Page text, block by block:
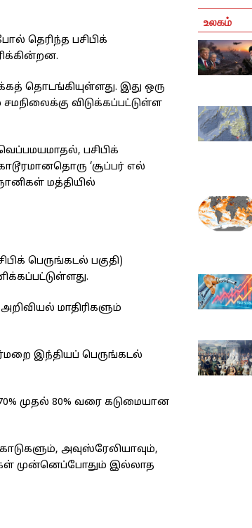
தெரிந்த பசிபிக்
தொடங்கியுள்ளது. இது ஒரு
விடுக்கப்பட்டுள்ள
பசிபிக்
‘சூப்பர் எல்
மத்தியில்
பெருங்கடல் பகுதி)
மாதிரிகளும்
இந்தியப் பெருங்கடல்
முதல் 80% வரை கடுமையான
அவுஸ்ரேலியாவும்,
முன்னெப்போதும் இல்லாத
உலகம்